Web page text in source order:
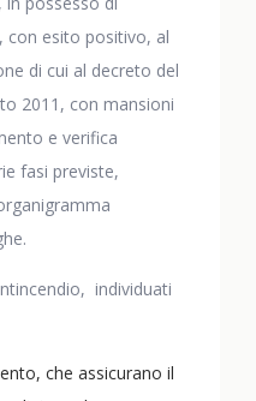
con esito positivo, al
di cui al decreto del
2011, con mansioni
e verifica
fasi previste,
individuati
che assicurano il